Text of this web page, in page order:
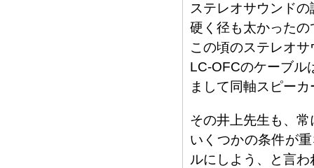
ステレオサウンド
硬く径も太かった
この頃のステレオ
LC-OFCのケーブル
まして同軸スピー
その井上先生も、
いくつかの条件が
ルにしよう、と言わ